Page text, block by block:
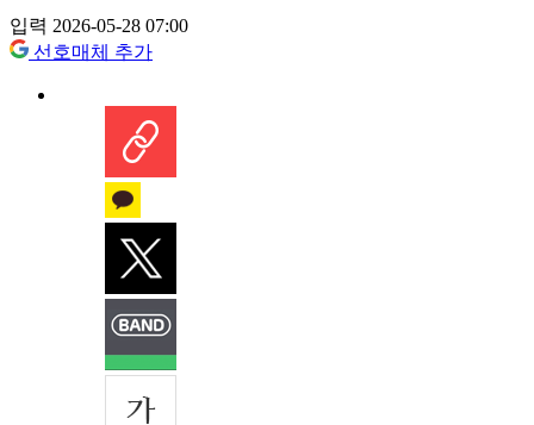
입력 2026-05-28 07:00
선호매체 추가